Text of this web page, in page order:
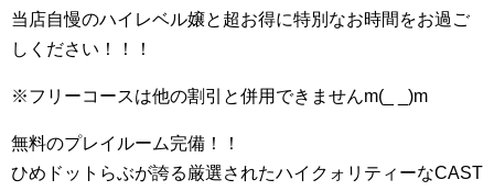
当店自慢のハイレベル嬢と超お得に特別なお時間をお過ご
しください！！！
※フリーコースは他の割引と併用できませんm(_ _)m
無料のプレイルーム完備！！
ひめドットらぶが誇る厳選されたハイクォリティーなCAST